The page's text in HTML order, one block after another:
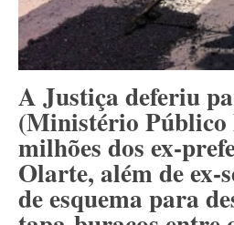
A Justiça deferiu
(Ministério Público
milhões dos ex-
Olarte, além de ex-
de esquema para